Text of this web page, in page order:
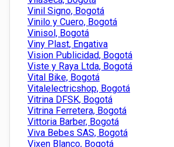
Vinil Signo, Bogotá
Vinilo y Cuero, Bogotá
Vinisol, Bogotá
Viny Plast, Engativa
Vision Publicidad, Bogotá
Viste y Raya Ltda, Bogotá
Vital Bike, Bogotá
Vitalelectricshop, Bogotá
Vitrina DFSK, Bogotá
Vitrina Ferretera, Bogotá
Vittoria Barber, Bogotá
Viva Bebes SAS, Bogotá
Vixen Blanco, Bogotá